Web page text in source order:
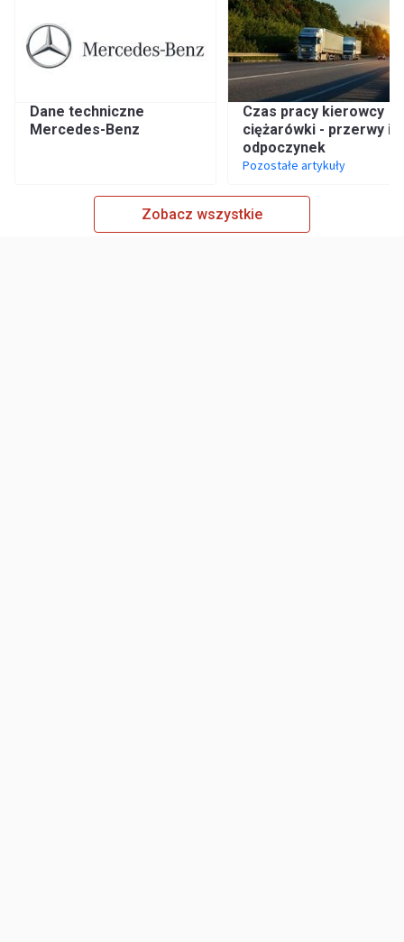
Dane techniczne
Mercedes-Benz
Czas pracy kierowcy
ciężarówki - przerwy i
odpoczynek
Pozostałe artykuły
Zobacz wszystkie